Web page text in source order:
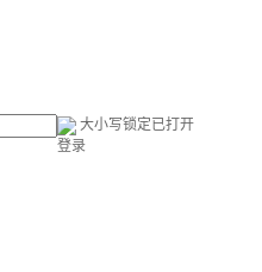
大小写锁定已打开
登录